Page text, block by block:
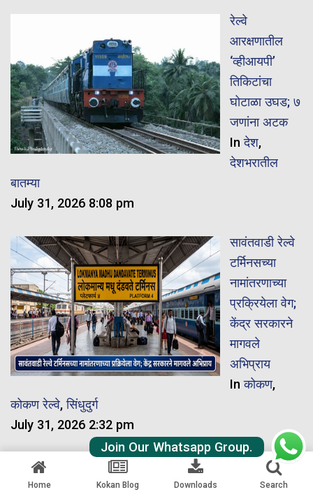
रेल्वे
आरक्षणातील
‘व्हीआयपी’
तिकिटांचा
घोटाळा उघड; ७
जणांना अटक
Inदेश,
देशभरातील
बातम्या
July 31, 2026 8:08 pm
सावंतवाडी रेल्वे
टर्मिनसच्या
नामांतरणाच्या
प्रक्रियेला वेग;
केंद्र सरकारने
मागवले
अभिप्राय
Inकोकण,
कोकण रेल्वे,सिंधुदुर्ग
July 31, 2026 2:32 pm
कर्मचाऱ्यांच्या
Home Kokan Blog Downloads Search
Join Our Whatsapp Group.